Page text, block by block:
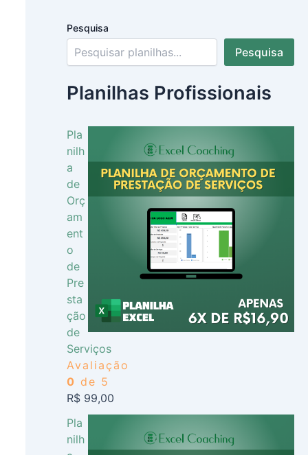
Pesquisa
Pesquisa
Planilhas Profissionais
Pla
nilh
a
de
Orç
am
ent
o
de
Pre
sta
ção
de
Serviços
Avaliação
0 de 5
R$99,00
Pla
nilh